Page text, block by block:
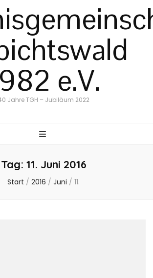
e.V.
Jahre TGH – Jubiläum 2022
Tag: 11. Juni 2016
Start / 2016 / Juni / 11.